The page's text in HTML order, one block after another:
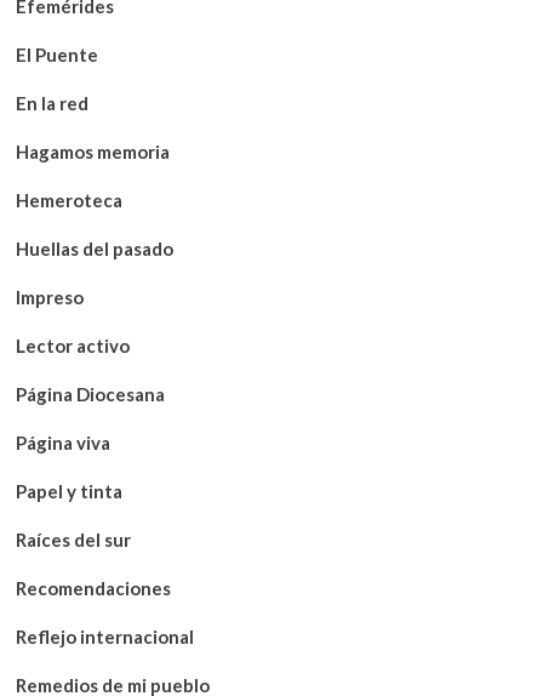
Efemérides
El Puente
En la red
Hagamos memoria
Hemeroteca
Huellas del pasado
Impreso
Lector activo
Página Diocesana
Página viva
Papel y tinta
Raíces del sur
Recomendaciones
Reflejo internacional
Remedios de mi pueblo